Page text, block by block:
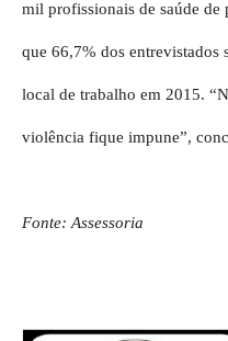
mil profissionais de saúde de
que 66,7% dos entrevistados
local de trabalho em 2015.
violência fique impune”,
Fonte: Assessoria